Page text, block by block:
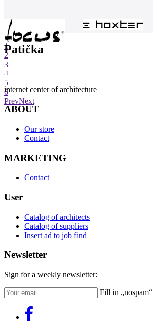
1
2
3
4
5
6
PrevNext
Patička
internet center of architecture
ABOUT
Our store
Contact
MARKETING
Contact
User
Catalog of architects
Catalog of suppliers
Insert ad to job find
Newsletter
Sign for a weekly newsletter:
Fill in „nospam“